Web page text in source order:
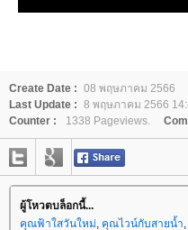
Create Date : 08 พฤษภาคม 2566
Last Update : 8 พฤษภาคม 2566
Counter :
1338 Pageviews.
ผู้โหวตบล็อกนี้...
คุณฟ้าใสวันใหม่, คุณไวน์กับสายน้ำ,